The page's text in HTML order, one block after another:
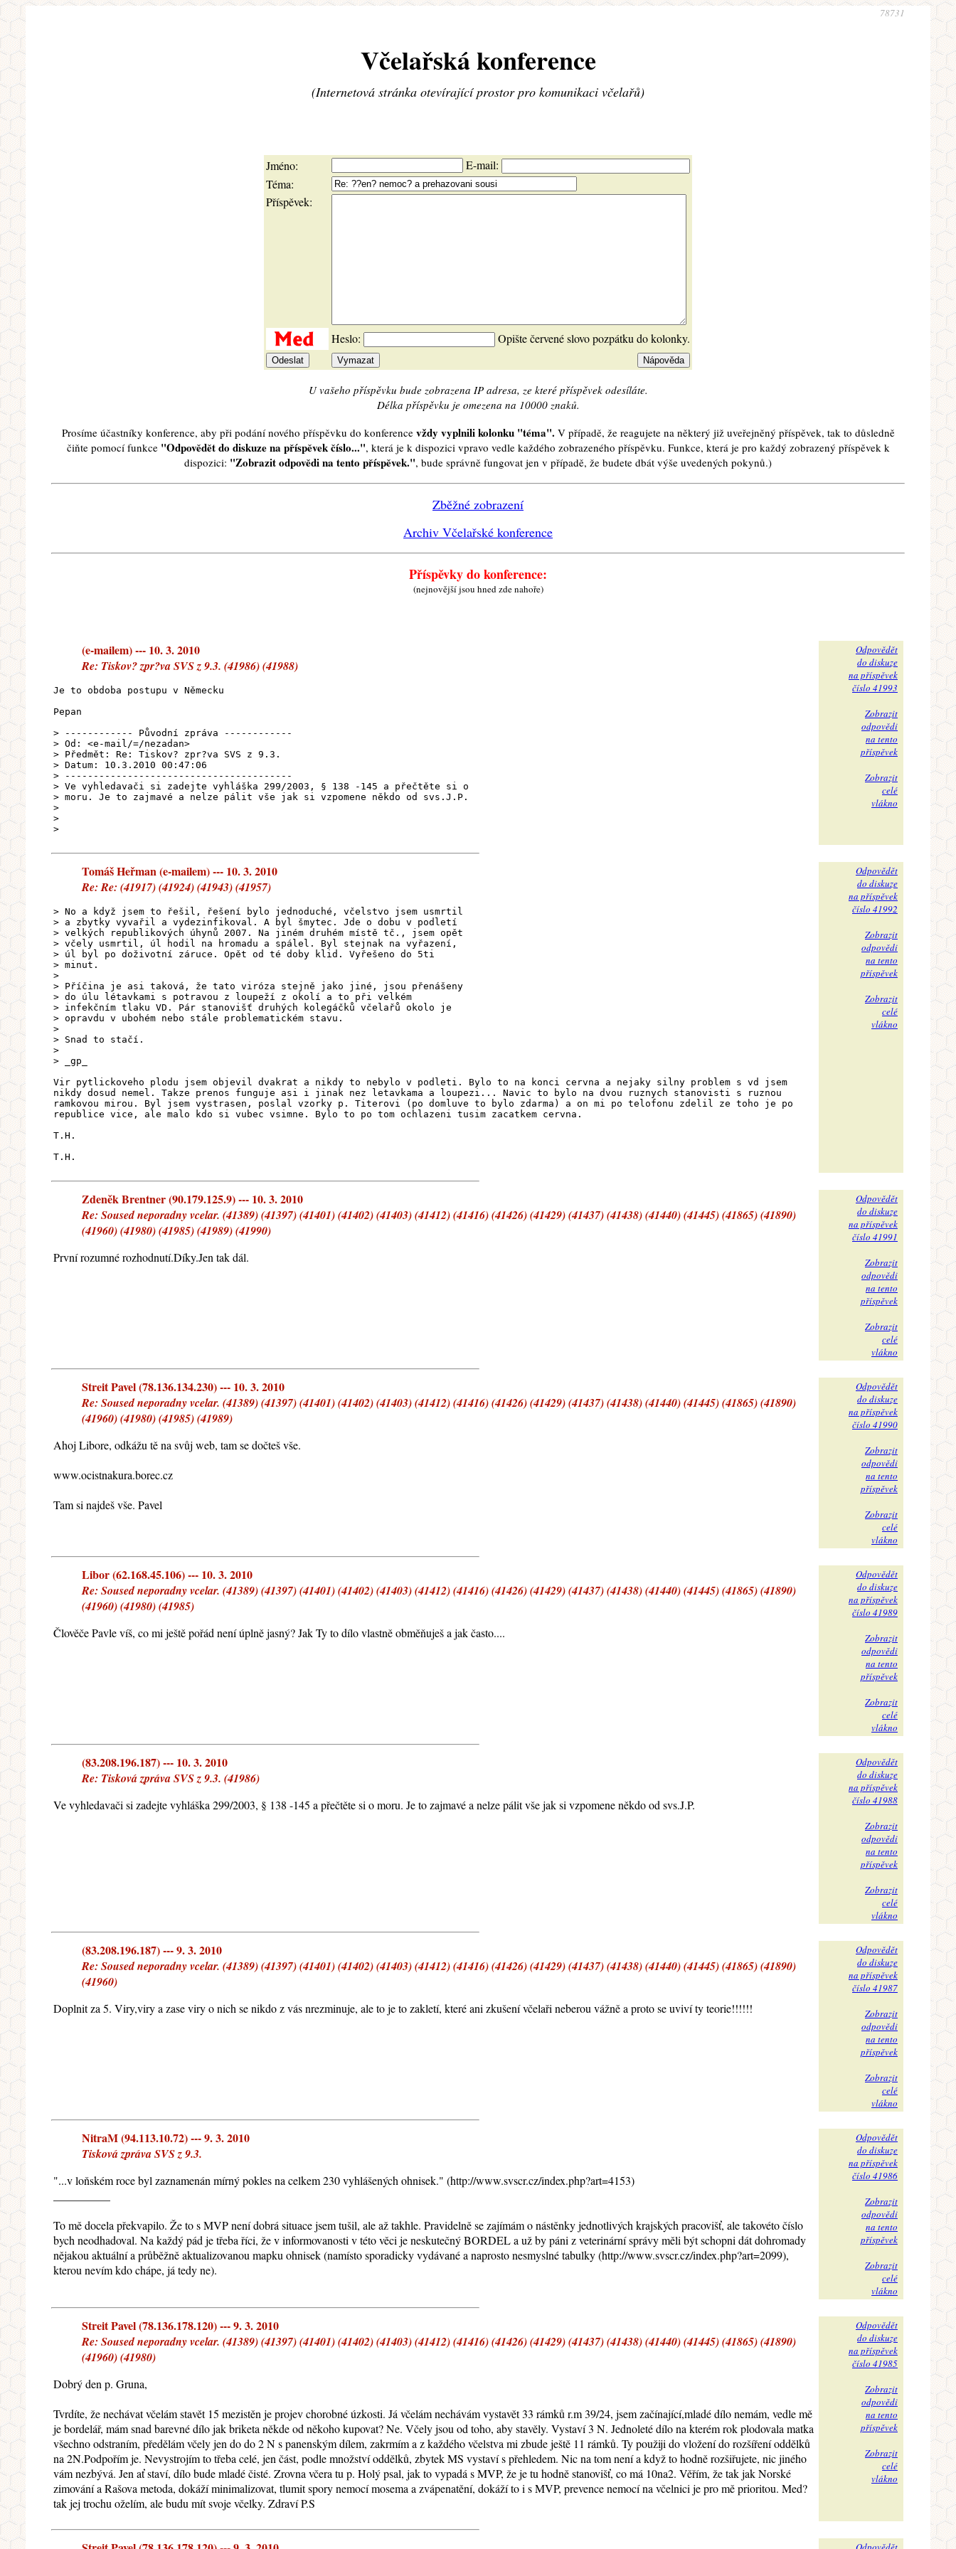
78731
Včelařská konference
(Internetová stránka otevírající prostor pro komunikaci včelařů)
Jméno:
E-mail:
Téma:
Příspěvek:
Heslo: Opište červené slovo pozpátku do kolonky.
U vašeho příspěvku bude zobrazena IP adresa, ze které příspěvek odesíláte.
Délka příspěvku je omezena na 10000 znaků.
Prosíme účastníky konference, aby při podání nového příspěvku do konference vždy vyplnili kolonku "téma". V případě, že reagujete na některý již uveřejněný příspěvek, tak to důsledně
čiňte pomocí funkce "Odpovědět do diskuze na příspěvek číslo...", která je k dispozici vpravo vedle každého zobrazeného příspěvku. Funkce, která je pro každý zobrazený příspěvek k
dispozici: "Zobrazit odpovědi na tento příspěvek.", bude správně fungovat jen v případě, že budete dbát výše uvedených pokynů.)
Zběžné zobrazení
Archiv Včelařské konference
Příspěvky do konference:
(nejnovější jsou hned zde nahoře)
(e-mailem) --- 10. 3. 2010
Re: Tiskov? zpr?va SVS z 9.3. (41986) (41988)
Je to obdoba postupu v Německu
Pepan
> ------------ Původní zpráva ------------
> Od: <e-mail/=/nezadan>
> Předmět: Re: Tiskov? zpr?va SVS z 9.3.
> Datum: 10.3.2010 00:47:06
> ----------------------------------------
> Ve vyhledavači si zadejte vyhláška 299/2003, § 138 -145 a přečtěte si o
> moru. Je to zajmavé a nelze pálit vše jak si vzpomene někdo od svs.J.P.
>
>
>
Odpovědět
do diskuze
na příspěvek
číslo 41993
Zobrazit
odpovědi
na tento
příspěvek
Zobrazit
celé
vlákno
Tomáš Heřman (e-mailem) --- 10. 3. 2010
Re: Re: (41917) (41924) (41943) (41957)
> No a když jsem to řešil, řešení bylo jednoduché, včelstvo jsem usmrtil
> a zbytky vyvařil a vydezinfikoval. A byl šmytec. Jde o dobu v podletí
> velkých republikových úhynů 2007. Na jiném druhém místě tč., jsem opět
> včely usmrtil, úl hodil na hromadu a spálel. Byl stejnak na vyřazení,
> úl byl po doživotní záruce. Opět od té doby klid. Vyřešeno do 5ti
> minut.
>
> Příčina je asi taková, že tato viróza stejně jako jiné, jsou přenášeny
> do úlu létavkami s potravou z loupeží z okolí a to při velkém
> infekčním tlaku VD. Pár stanovišť druhých kolegáčků včelařů okolo je
> opravdu v ubohém nebo stále problematickém stavu.
>
> Snad to stačí.
>
> _gp_
Vir pytlickoveho plodu jsem objevil dvakrat a nikdy to nebylo v podleti. Bylo to na konci cervna a nejaky silny problem s vd jsem
nikdy dosud nemel. Takze prenos funguje asi i jinak nez letavkama a loupezi... Navic to bylo na dvou ruznych stanovisti s ruznou
ramkovou mirou. Byl jsem vystrasen, poslal vzorky p. Titerovi (po domluve to bylo zdarma) a on mi po telofonu zdelil ze toho je po
republice vice, ale malo kdo si vubec vsimne. Bylo to po tom ochlazeni tusim zacatkem cervna.
T.H.
T.H.
Odpovědět
do diskuze
na příspěvek
číslo 41992
Zobrazit
odpovědi
na tento
příspěvek
Zobrazit
celé
vlákno
Zdeněk Brentner (90.179.125.9) --- 10. 3. 2010
Re: Soused neporadny vcelar. (41389) (41397) (41401) (41402) (41403) (41412) (41416) (41426) (41429) (41437) (41438) (41440) (41445) (41865) (41890)
(41960) (41980) (41985) (41989) (41990)
První rozumné rozhodnutí.Díky.Jen tak dál.
Odpovědět
do diskuze
na příspěvek
číslo 41991
Zobrazit
odpovědi
na tento
příspěvek
Zobrazit
celé
vlákno
Streit Pavel (78.136.134.230) --- 10. 3. 2010
Re: Soused neporadny vcelar. (41389) (41397) (41401) (41402) (41403) (41412) (41416) (41426) (41429) (41437) (41438) (41440) (41445) (41865) (41890)
(41960) (41980) (41985) (41989)
Ahoj Libore, odkážu tě na svůj web, tam se dočteš vše.
www.ocistnakura.borec.cz
Tam si najdeš vše. Pavel
Odpovědět
do diskuze
na příspěvek
číslo 41990
Zobrazit
odpovědi
na tento
příspěvek
Zobrazit
celé
vlákno
Libor (62.168.45.106) --- 10. 3. 2010
Re: Soused neporadny vcelar. (41389) (41397) (41401) (41402) (41403) (41412) (41416) (41426) (41429) (41437) (41438) (41440) (41445) (41865) (41890)
(41960) (41980) (41985)
Člověče Pavle víš, co mi ještě pořád není úplně jasný? Jak Ty to dílo vlastně obměňuješ a jak často....
Odpovědět
do diskuze
na příspěvek
číslo 41989
Zobrazit
odpovědi
na tento
příspěvek
Zobrazit
celé
vlákno
(83.208.196.187) --- 10. 3. 2010
Re: Tisková zpráva SVS z 9.3. (41986)
Ve vyhledavači si zadejte vyhláška 299/2003, § 138 -145 a přečtěte si o moru. Je to zajmavé a nelze pálit vše jak si vzpomene někdo od svs.J.P.
Odpovědět
do diskuze
na příspěvek
číslo 41988
Zobrazit
odpovědi
na tento
příspěvek
Zobrazit
celé
vlákno
(83.208.196.187) --- 9. 3. 2010
Re: Soused neporadny vcelar. (41389) (41397) (41401) (41402) (41403) (41412) (41416) (41426) (41429) (41437) (41438) (41440) (41445) (41865) (41890)
(41960)
Doplnit za 5. Viry,viry a zase viry o nich se nikdo z vás nrezminuje, ale to je to zakletí, které ani zkušení včelaři neberou vážně a proto se uviví ty teorie!!!!!!
Odpovědět
do diskuze
na příspěvek
číslo 41987
Zobrazit
odpovědi
na tento
příspěvek
Zobrazit
celé
vlákno
NitraM (94.113.10.72) --- 9. 3. 2010
Tisková zpráva SVS z 9.3.
"...v loňském roce byl zaznamenán mírný pokles na celkem 230 vyhlášených ohnisek." (http://www.svscr.cz/index.php?art=4153)
To mě docela překvapilo. Že to s MVP není dobrá situace jsem tušil, ale až takhle. Pravidelně se zajímám o nástěnky jednotlivých krajských pracovišť, ale takovéto číslo
bych neodhadoval. Na každý pád je třeba říci, že v informovanosti v této věci je neskutečný BORDEL a už by páni z veterinární správy měli být schopni dát dohromady
nějakou aktuální a průběžně aktualizovanou mapku ohnisek (namísto sporadicky vydávané a naprosto nesmyslné tabulky (http://www.svscr.cz/index.php?art=2099),
kterou nevím kdo chápe, já tedy ne).
Odpovědět
do diskuze
na příspěvek
číslo 41986
Zobrazit
odpovědi
na tento
příspěvek
Zobrazit
celé
vlákno
Streit Pavel (78.136.178.120) --- 9. 3. 2010
Re: Soused neporadny vcelar. (41389) (41397) (41401) (41402) (41403) (41412) (41416) (41426) (41429) (41437) (41438) (41440) (41445) (41865) (41890)
(41960) (41980)
Dobrý den p. Gruna,
Tvrdíte, že nechávat včelám stavět 15 mezistěn je projev chorobné úzkosti. Já včelám nechávám vystavět 33 rámků r.m 39/24, jsem začínající,mladé dílo nemám, vedle mě
je bordelář, mám snad barevné dílo jak briketa někde od někoho kupovat? Ne. Včely jsou od toho, aby stavěly. Vystaví 3 N. Jednoleté dílo na kterém rok plodovala matka
všechno odstraním, předělám včely jen do do 2 N s panenským dílem, zakrmím a z každého včelstva mi zbude ještě 11 rámků. Ty použiji do vložení do rozšíření oddělků
na 2N.Podpořím je. Nevystrojím to třeba celé, jen část, podle množství oddělků, zbytek MS vystaví s přehledem. Nic na tom není a když to hodně rozšiřujete, nic jiného
vám nezbývá. Jen ať staví, dílo bude mladé čisté. Zrovna včera tu p. Holý psal, jak to vypadá s MVP, že je tu hodně stanovišť, co má 10na2. Věřím, že tak jak Norské
zimování a Rašova metoda, dokáží minimalizovat, tlumit spory nemocí mosema a zvápenatění, dokáží to i s MVP, prevence nemocí na včelnici je pro mě prioritou. Med?
tak jej trochu oželím, ale budu mít svoje včelky. Zdraví P.S
Odpovědět
do diskuze
na příspěvek
číslo 41985
Zobrazit
odpovědi
na tento
příspěvek
Zobrazit
celé
vlákno